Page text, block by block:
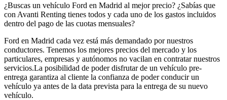
¿Buscas un vehículo Ford en Madrid al mejor precio? ¿Sabías que
con Avanti Renting tienes todos y cada uno de los gastos incluidos
dentro del pago de las cuotas mensuales?
Ford en Madrid cada vez está más demandado por nuestros
conductores. Tenemos los mejores precios del mercado y los
particulares, empresas y autónomos no vacilan en contratar nuestros
servicios.La posibilidad de poder disfrutar de un vehículo pre-
entrega garantiza al cliente la confianza de poder conducir un
vehículo ya antes de la data prevista para la entrega de su nuevo
vehículo.